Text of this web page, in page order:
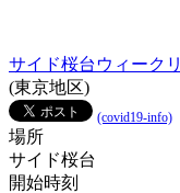
サイド桜台ウィーク
(東京地区)
(covid19-info)
場所
サイド桜台
開始時刻